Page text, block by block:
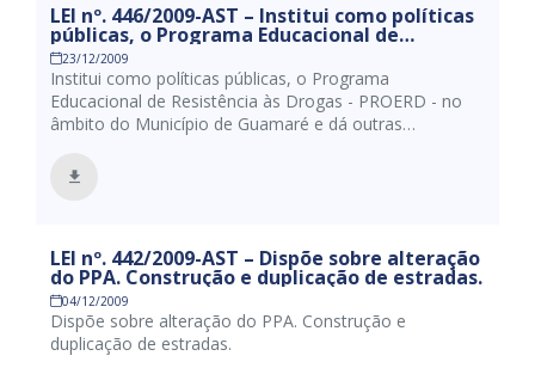
LEI nº. 446/2009-AST – Institui como políticas
públicas, o Programa Educacional de
Resistência às Drogas – PROERD – no âmbito
do Município de Guamaré e dá outras
providências.
23/12/2009
Institui como políticas públicas, o Programa
Educacional de Resistência às Drogas - PROERD - no
âmbito do Município de Guamaré e dá outras
LEI nº. 442/2009-AST – Dispõe sobre alteração
do PPA. Construção e duplicação de estradas.
04/12/2009
Dispõe sobre alteração do PPA. Construção e
duplicação de estradas.